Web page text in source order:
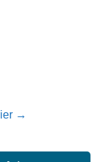
→